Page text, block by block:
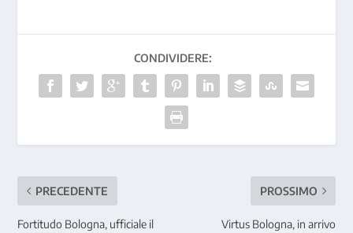
CONDIVIDERE:
PRECEDENTE
Fortitudo Bologna, ufficiale il
PROSSIMO
Virtus Bologna, in arrivo